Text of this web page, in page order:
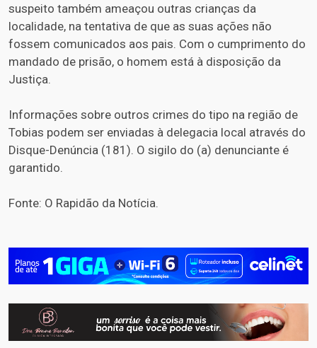
suspeito também ameaçou outras crianças da
localidade, na tentativa de que as suas ações não
fossem comunicados aos pais. Com o cumprimento do
mandado de prisão, o homem está à disposição da
Justiça.
Informações sobre outros crimes do tipo na região de
Tobias podem ser enviadas à delegacia local através do
Disque-Denúncia (181). O sigilo do (a) denunciante é
garantido.
Fonte: O Rapidão da Notícia.